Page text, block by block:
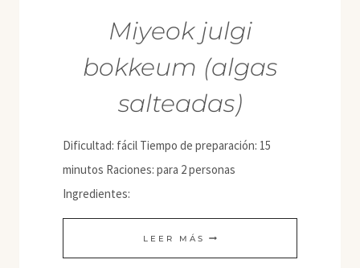
Miyeok julgi
bokkeum (algas
salteadas)
Dificultad: fácil Tiempo de preparación: 15
minutos Raciones: para 2 personas
Ingredientes:
LEER MÁS MIYEOK
JULGI